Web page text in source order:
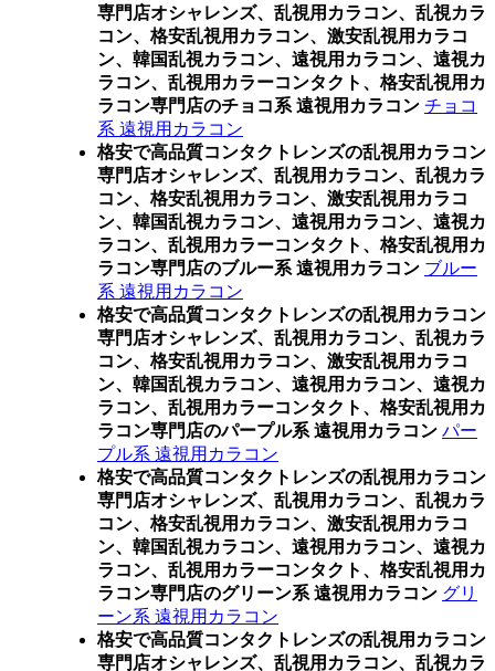
専門店オシャレンズ、乱視用カラコン、乱視カラ
コン、格安乱視用カラコン、激安乱視用カラコ
ン、韓国乱視カラコン、遠視用カラコン、遠視カ
ラコン、乱視用カラーコンタクト、格安乱視用カ
ラコン専門店のチョコ系 遠視用カラコン チョコ
系 遠視用カラコン
格安で高品質コンタクトレンズの乱視用カラコン
専門店オシャレンズ、乱視用カラコン、乱視カラ
コン、格安乱視用カラコン、激安乱視用カラコ
ン、韓国乱視カラコン、遠視用カラコン、遠視カ
ラコン、乱視用カラーコンタクト、格安乱視用カ
ラコン専門店のブルー系 遠視用カラコン ブルー
系 遠視用カラコン
格安で高品質コンタクトレンズの乱視用カラコン
専門店オシャレンズ、乱視用カラコン、乱視カラ
コン、格安乱視用カラコン、激安乱視用カラコ
ン、韓国乱視カラコン、遠視用カラコン、遠視カ
ラコン、乱視用カラーコンタクト、格安乱視用カ
ラコン専門店のパープル系 遠視用カラコン パー
プル系 遠視用カラコン
格安で高品質コンタクトレンズの乱視用カラコン
専門店オシャレンズ、乱視用カラコン、乱視カラ
コン、格安乱視用カラコン、激安乱視用カラコ
ン、韓国乱視カラコン、遠視用カラコン、遠視カ
ラコン、乱視用カラーコンタクト、格安乱視用カ
ラコン専門店のグリーン系 遠視用カラコン グリ
ーン系 遠視用カラコン
格安で高品質コンタクトレンズの乱視用カラコン
専門店オシャレンズ、乱視用カラコン、乱視カラ